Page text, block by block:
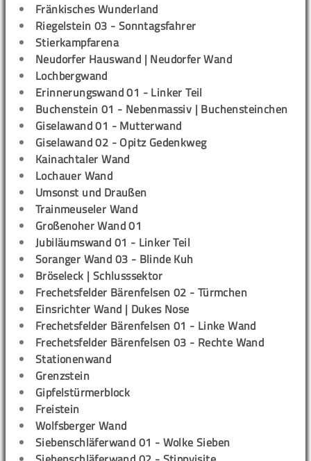
Fränkisches Wunderland
Riegelstein 03 - Sonntagsfahrer
Stierkampfarena
Neudorfer Hauswand | Neudorfer Wand
Lochbergwand
Erinnerungswand 01 - Linker Teil
Buchenstein 01 - Nebenmassiv | Buchensteinchen
Giselawand 01 - Mutterwand
Giselawand 02 - Opitz Gedenkweg
Kainachtaler Wand
Lochauer Wand
Umsonst und Draußen
Trainmeuseler Wand
Großenoher Wand 01
Jubiläumswand 01 - Linker Teil
Soranger Wand 03 - Blinde Kuh
Bröseleck | Schlusssektor
Frechetsfelder Bärenfelsen 02 - Türmchen
Einsrichter Wand | Dukes Nose
Frechetsfelder Bärenfelsen 01 - Linke Wand
Frechetsfelder Bärenfelsen 03 - Rechte Wand
Stationenwand
Grenzstein
Gipfelstürmerblock
Freistein
Wolfsberger Wand
Siebenschläferwand 01 - Wolke Sieben